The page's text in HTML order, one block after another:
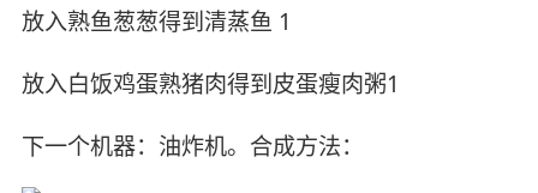
放入熟鱼葱葱得到清蒸鱼 1
放入白饭鸡蛋熟猪肉得到皮蛋瘦肉粥1
下一个机器：油炸机。合成方法：